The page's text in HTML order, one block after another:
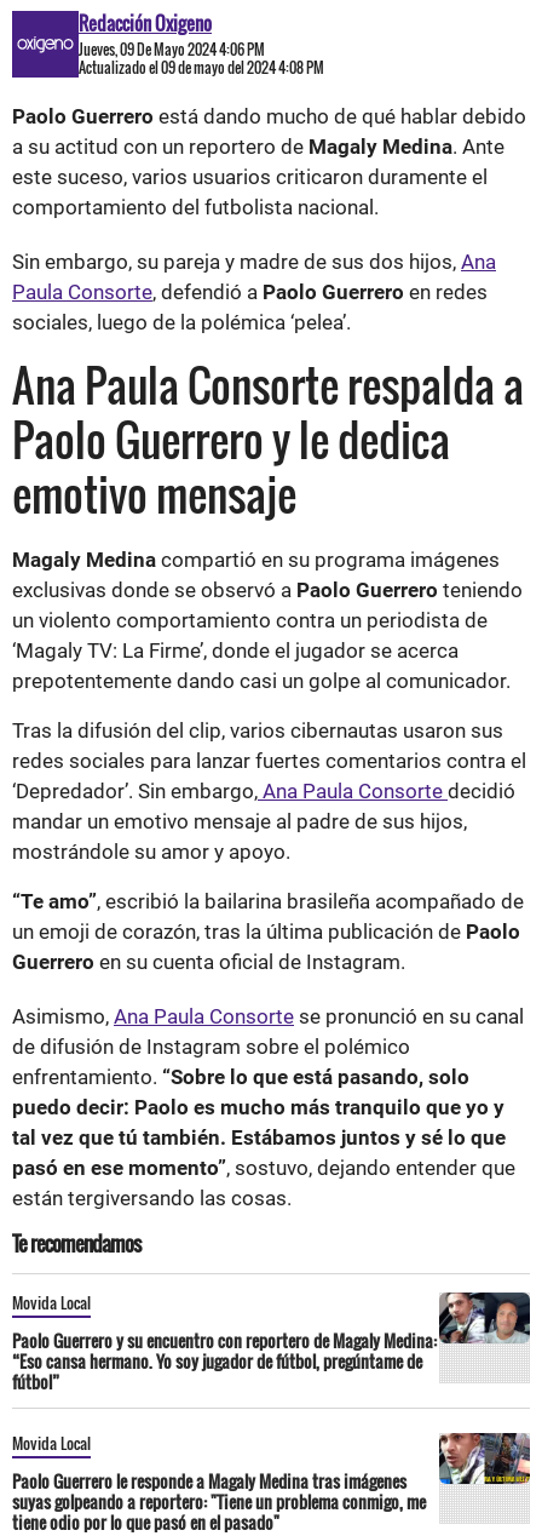
Redacción Oxigeno
Jueves, 09 De Mayo 2024 4:06 PM
Actualizado el 09 de mayo del 2024 4:08 PM
Paolo Guerrero está dando mucho de qué hablar debido
a su actitud con un reportero de Magaly Medina. Ante
este suceso, varios usuarios criticaron duramente el
comportamiento del futbolista nacional.
Sin embargo, su pareja y madre de sus dos hijos, Ana
Paula Consorte, defendió a Paolo Guerrero en redes
sociales, luego de la polémica ‘pelea’.
Ana Paula Consorte respalda a
Paolo Guerrero y le dedica
emotivo mensaje
Magaly Medina compartió en su programa imágenes
exclusivas donde se observó a Paolo Guerrero teniendo
un violento comportamiento contra un periodista de
‘Magaly TV: La Firme’, donde el jugador se acerca
prepotentemente dando casi un golpe al comunicador.
Tras la difusión del clip, varios cibernautas usaron sus
redes sociales para lanzar fuertes comentarios contra el
‘Depredador’. Sin embargo, Ana Paula Consorte decidió
mandar un emotivo mensaje al padre de sus hijos,
mostrándole su amor y apoyo.
“Te amo”, escribió la bailarina brasileña acompañado de
un emoji de corazón, tras la última publicación de Paolo
Guerrero en su cuenta oficial de Instagram.
Asimismo, Ana Paula Consorte se pronunció en su canal
de difusión de Instagram sobre el polémico
enfrentamiento. “Sobre lo que está pasando, solo
puedo decir: Paolo es mucho más tranquilo que yo y
tal vez que tú también. Estábamos juntos y sé lo que
pasó en ese momento”, sostuvo, dejando entender que
están tergiversando las cosas.
Te recomendamos
Movida Local
Paolo Guerrero y su encuentro con reportero de Magaly Medina:
“Eso cansa hermano. Yo soy jugador de fútbol, pregúntame de
fútbol”
Movida Local
Paolo Guerrero le responde a Magaly Medina tras imágenes
suyas golpeando a reportero: "Tiene un problema conmigo, me
tiene odio por lo que pasó en el pasado"